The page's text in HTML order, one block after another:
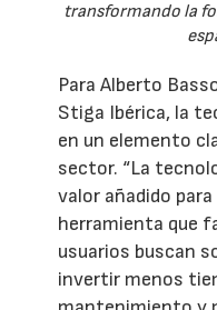
transformando la
Para Alberto
Stiga Ibérica, la
en un elemento
sector. “La
valor añadido
herramienta que
usuarios buscan
invertir menos